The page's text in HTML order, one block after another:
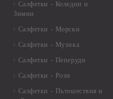
Салфетки - Коледни и
Зимни
Салфетки - Морски
Салфетки - Музика
Салфетки - Пеперуди
Салфетки - Рози
Салфетки - Пътешествия и